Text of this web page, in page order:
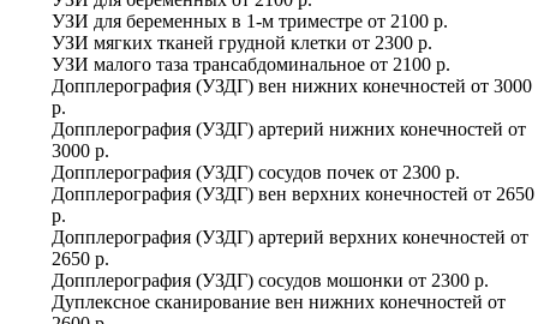
УЗИ для беременных в 1-м триместре от 2100 р.
УЗИ мягких тканей грудной клетки от 2300 р.
УЗИ малого таза трансабдоминальное от 2100 р.
Допплерография (УЗДГ) вен нижних конечностей от 3000
р.
Допплерография (УЗДГ) артерий нижних конечностей от
3000 р.
Допплерография (УЗДГ) сосудов почек от 2300 р.
Допплерография (УЗДГ) вен верхних конечностей от 2650
р.
Допплерография (УЗДГ) артерий верхних конечностей от
2650 р.
Допплерография (УЗДГ) сосудов мошонки от 2300 р.
Дуплексное сканирование вен нижних конечностей от